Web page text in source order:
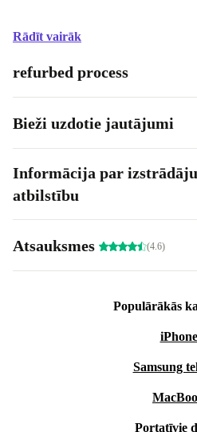
Rādīt vairāk
refurbed process
Bieži uzdotie jautājumi
Informācija par
atbilstību
Atsauksmes (4.6)
Populārākās
iPhone
Samsung
Portatīvie